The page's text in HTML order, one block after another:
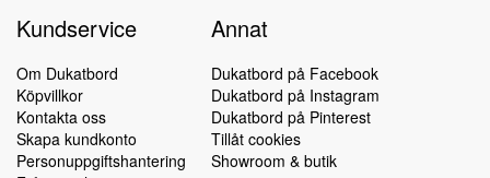
Kundservice
Om Dukatbord
Köpvillkor
Kontakta oss
Skapa kundkonto
Personuppgiftshantering
Annat
Dukatbord på Facebook
Dukatbord på Instagram
Dukatbord på Pinterest
Tillåt cookies
Showroom & butik